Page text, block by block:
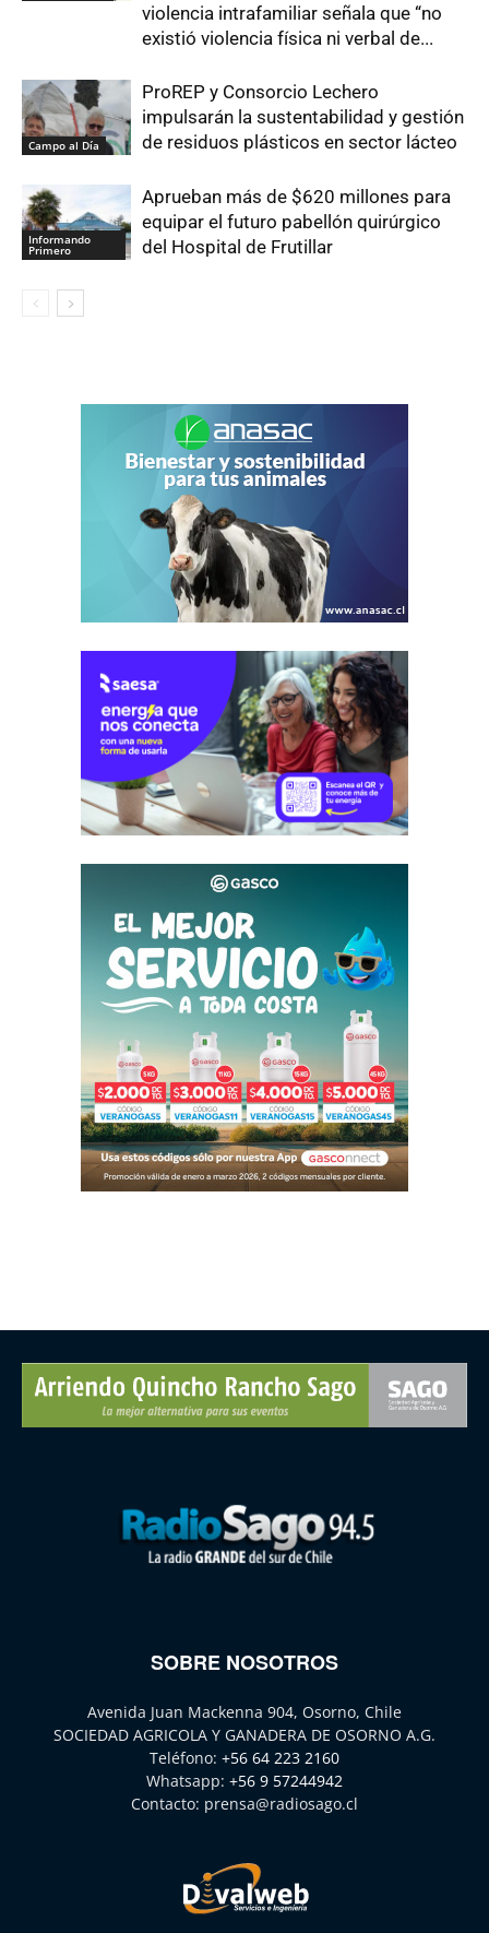
violencia intrafamiliar señala que “no
existió violencia física ni verbal de...
Campo al Día
ProREP y Consorcio Lechero
impulsarán la sustentabilidad y gestión
de residuos plásticos en sector lácteo
Informando
Primero
Aprueban más de $620 millones para
equipar el futuro pabellón quirúrgico
del Hospital de Frutillar
SOBRE NOSOTROS
Avenida Juan Mackenna 904, Osorno, Chile
SOCIEDAD AGRICOLA Y GANADERA DE OSORNO A.G.
Teléfono: +56 64 223 2160
Whatsapp: +56 9 57244942
Contacto: prensa@radiosago.cl